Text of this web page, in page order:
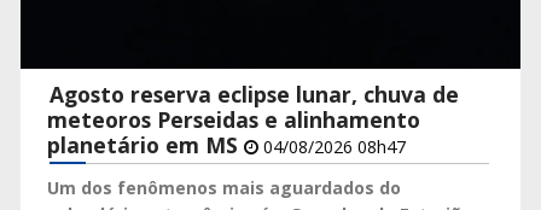
Agosto reserva eclipse lunar, chuva de
meteoros Perseidas e alinhamento
planetário em MS
04/08/2026 08h47
Um dos fenômenos mais aguardados do